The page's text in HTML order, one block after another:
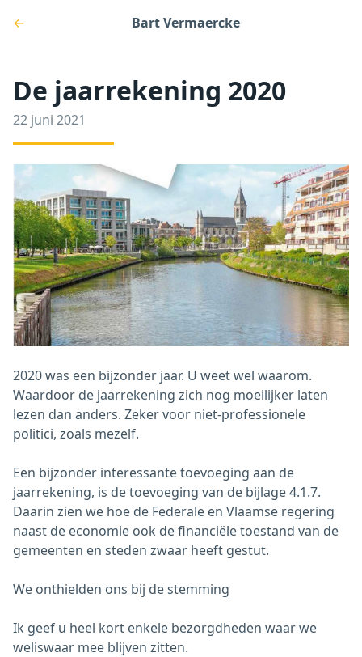
← Bart Vermaercke
De jaarrekening 2020
22 juni 2021
2020 was een bijzonder jaar. U weet wel waarom.
Waardoor de jaarrekening zich nog moeilijker laten
lezen dan anders. Zeker voor niet-professionele
politici, zoals mezelf.
Een bijzonder interessante toevoeging aan de
jaarrekening, is de toevoeging van de bijlage 4.1.7.
Daarin zien we hoe de Federale en Vlaamse regering
naast de economie ook de financiële toestand van de
gemeenten en steden zwaar heeft gestut.
We onthielden ons bij de stemming
Ik geef u heel kort enkele bezorgdheden waar we
weliswaar mee blijven zitten.